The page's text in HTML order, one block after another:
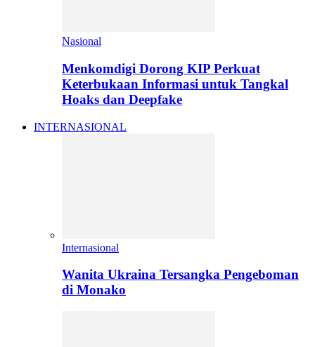
Nasional
Menkomdigi Dorong KIP Perkuat
Keterbukaan Informasi untuk Tangkal
Hoaks dan Deepfake
INTERNASIONAL
Internasional
Wanita Ukraina Tersangka Pengeboman
di Monako